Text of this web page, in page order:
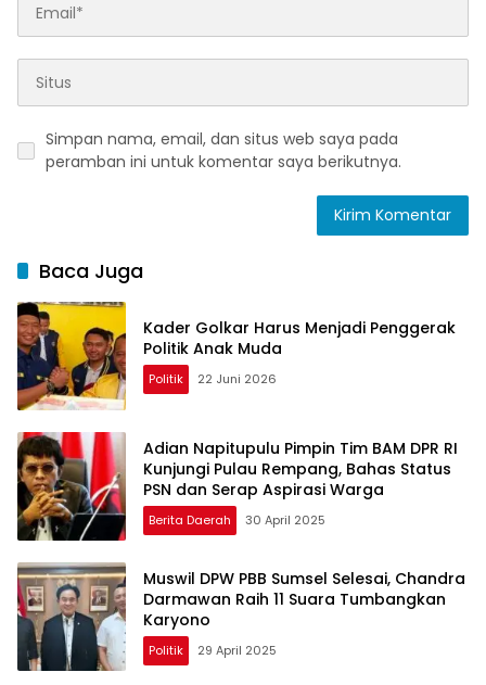
Simpan nama, email, dan situs web saya pada
peramban ini untuk komentar saya berikutnya.
Baca Juga
Kader Golkar Harus Menjadi Penggerak
Politik Anak Muda
Politik 22 Juni 2026
Adian Napitupulu Pimpin Tim BAM DPR RI
Kunjungi Pulau Rempang, Bahas Status
PSN dan Serap Aspirasi Warga
Berita Daerah 30 April 2025
Muswil DPW PBB Sumsel Selesai, Chandra
Darmawan Raih 11 Suara Tumbangkan
Karyono
Politik 29 April 2025